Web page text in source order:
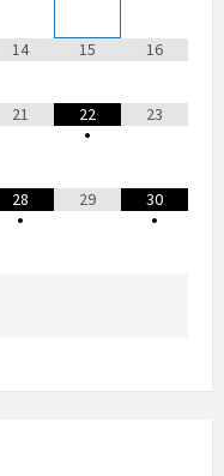
14 15 16
21
22
•
23
28
•
29
30
•